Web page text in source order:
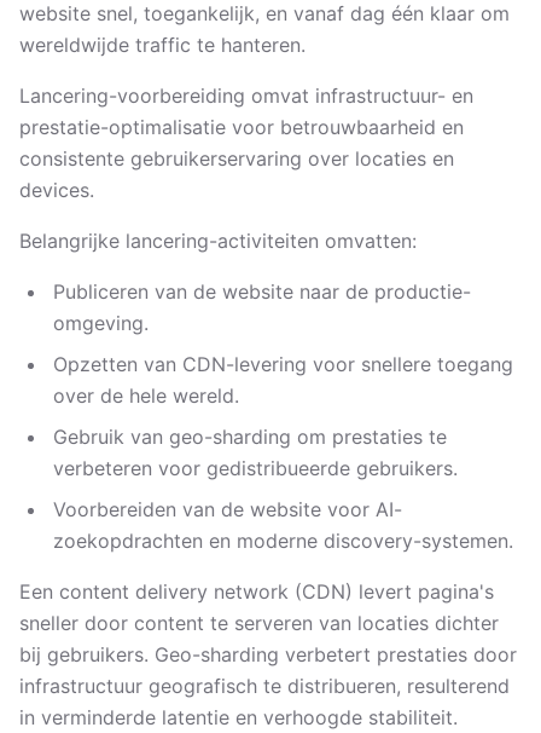
website snel, toegankelijk, en vanaf dag één klaar om
wereldwijde traffic te hanteren.
Lancering-voorbereiding omvat infrastructuur- en
prestatie-optimalisatie voor betrouwbaarheid en
consistente gebruikerservaring over locaties en
devices.
Belangrijke lancering-activiteiten omvatten:
Publiceren van de website naar de productie-
omgeving.
Opzetten van CDN-levering voor snellere toegang
over de hele wereld.
Gebruik van geo-sharding om prestaties te
verbeteren voor gedistribueerde gebruikers.
Voorbereiden van de website voor AI-
zoekopdrachten en moderne discovery-systemen.
Een content delivery network (CDN) levert pagina's
sneller door content te serveren van locaties dichter
bij gebruikers. Geo-sharding verbetert prestaties door
infrastructuur geografisch te distribueren, resulterend
in verminderde latentie en verhoogde stabiliteit.